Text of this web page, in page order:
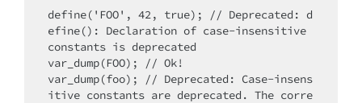
define('FOO', 42, true); // Deprecated: d
efine(): Declaration of case-insensitive
constants is deprecated
var_dump(FOO); // Ok!
var_dump(foo); // Deprecated: Case-insens
itive constants are deprecated. The corre